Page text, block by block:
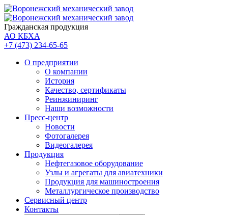
Гражданская продукция
АО КБХА
+7 (473) 234-65-65
О предприятии
О компании
История
Качество, сертификаты
Реинжиниринг
Наши возможности
Пресс-центр
Новости
Фотогалерея
Видеогалерея
Продукция
Нефтегазовое оборудование
Узлы и агрегаты для авиатехники
Продукция для машиностроения
Металлургическое производство
Сервисный центр
Контакты